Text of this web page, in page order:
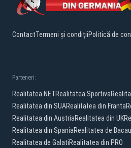
ContactTermeni și condițiiPolitică de
Parteneri:
Realitatea.NETRealitatea Sportiva
Realitatea din SUARealitatea din Franta
Realitatea din AustriaRealitatea din UK
Realitatea din SpaniaRealitatea de Bacau
Realitatea de GalatiRealitatea din PRO